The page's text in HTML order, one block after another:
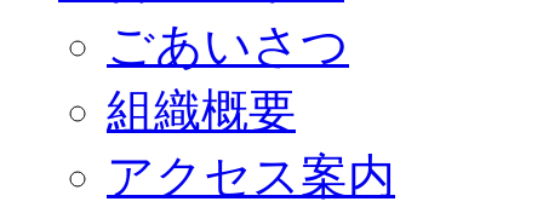
ごあいさつ
組織概要
アクセス案内